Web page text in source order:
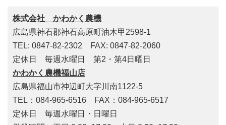
株式会社 かわかく農機
広島県神石郡神石高原町油木甲2598-1
TEL: 0847-82-2302 FAX: 0847-82-2060
定休日 毎週水曜日 第2・第4日曜日
かわかく農機福山店
広島県福山市神辺町大字川南1122-5
TEL：084-965-6516 FAX：084-965-6517
定休日 毎週水曜日・日曜日